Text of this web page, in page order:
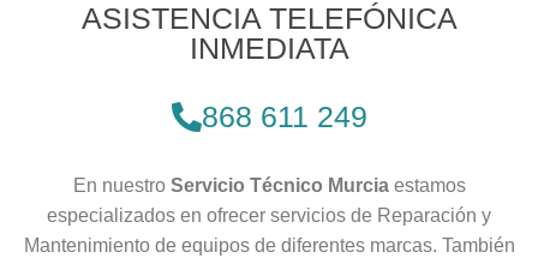
ASISTENCIA TELEFÓNICA
INMEDIATA
868 611 249
En nuestro Servicio Técnico Murciaestamos
especializados en ofrecer servicios de Reparación y
Mantenimiento de equipos de diferentes marcas. También